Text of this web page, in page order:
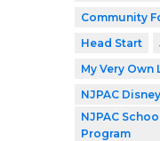
Community
Head Start
My Very Own
NJPAC
NJPAC
Program